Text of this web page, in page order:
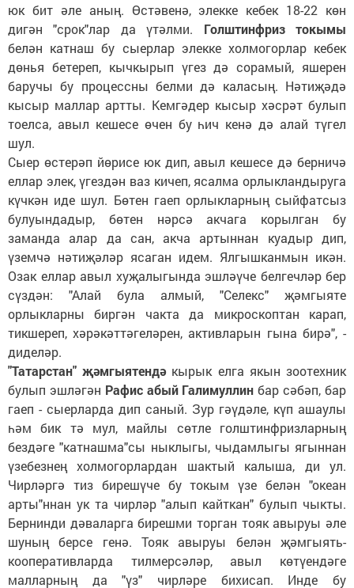
юк бит әле аның. Өстәвенә, элекке кебек 18-22 көн
дигән "срок"лар да үтәлми. Голштинфриз токымы
белән катнаш бу сыерлар элекке холмогорлар кебек
дөнья бетереп, кычкырып үгез дә сорамый, яшерен
баручы бу процессны белми дә каласың. Нәтиҗәдә
кысыр маллар артты. Кемгәдер кысыр хәсрәт булып
тоелса, авыл кешесе өчен бу һич кенә дә алай түгел
шул.
Сыер өстерәп йөрисе юк дип, авыл кешесе дә берничә
еллар элек, үгездән ваз кичеп, ясалма орлыкландыруга
күчкән иде шул. Бөтен гаеп орлыкларның сыйфатсыз
булуындадыр, бөтен нәрсә акчага корылган бу
заманда алар да сан, акча артыннан куадыр дип,
үземчә нәтиҗәләр ясаган идем. Ялгышканмын икән.
Озак еллар авыл хуҗалыгында эшләүче белгечләр бер
сүздән: "Алай була алмый, "Селекс" җәмгыяте
орлыкларны биргән чакта да микроскоптан карап,
тикшереп, хәрәкәттәгеләрен, активларын гына бирә", -
диделәр.
"Татарстан" җәмгыятендәкырык елга якын зоотехник
булып эшләгән Рафис абый Галимуллин бар сәбәп, бар
гаеп - сыерларда дип саный. Зур гәүдәле, күп ашаулы
һәм бик тә мул, майлы сөтле голштинфризларның
бездәге "катнашма"сы ныклыгы, чыдамлыгы ягыннан
үзебезнең холмогорлардан шактый калыша, ди ул.
Чирләргә тиз бирешүче бу токым үзе белән "океан
арты"ннан ук та чирләр "алып кайткан" булып чыкты.
Бернинди дәваларга бирешми торган тояк авыруы әле
шуның берсе генә. Тояк авыруы белән җәмгыять-
кооперативларда тилмерсәләр, авыл көтүендәге
малларның да "үз" чирләре бихисап. Инде бу